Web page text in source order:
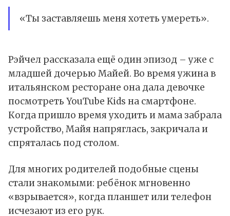
«Ты заставляешь меня хотеть умереть».
Рэйчел рассказала ещё один эпизод – уже с
младшей дочерью Майей. Во время ужина в
итальянском ресторане она дала девочке
посмотреть YouTube Kids на смартфоне.
Когда пришло время уходить и мама забрала
устройство, Майя напряглась, закричала и
спряталась под столом.
Для многих родителей подобные сцены
стали знакомыми: ребёнок мгновенно
«взрывается», когда планшет или телефон
исчезают из его рук.